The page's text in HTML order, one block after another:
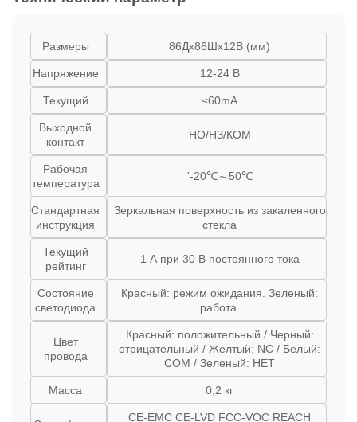
Размеры 86Дx86Шx12В (мм)
Напряжение 12-24 В
Текущий ≤60mA
Выходной
контакт
НО/НЗ/КОМ
Рабочая
температура
'-20℃～50℃
Стандартная
инструкция
Зеркальная поверхность из закаленного
стекла
Текущий
рейтинг
1 А при 30 В постоянного тока
Состояние
светодиода
Красный: режим ожидания. Зеленый:
работа.
Цвет
провода
Красный: положительный / Черный:
отрицательный / Желтый: NC / Белый:
COM / Зеленый: НЕТ
Масса 0,2 кг
CE-EMC CE-LVD FCC-VOC REACH